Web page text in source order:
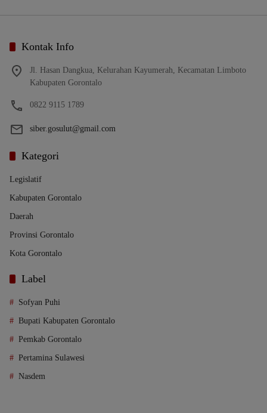
Kontak Info
Jl. Hasan Dangkua, Kelurahan Kayumerah, Kecamatan Limboto
Kabupaten Gorontalo
0822 9115 1789
siber.gosulut@gmail.com
Kategori
Legislatif
Kabupaten Gorontalo
Daerah
Provinsi Gorontalo
Kota Gorontalo
Label
Sofyan Puhi
Bupati Kabupaten Gorontalo
Pemkab Gorontalo
Pertamina Sulawesi
Nasdem